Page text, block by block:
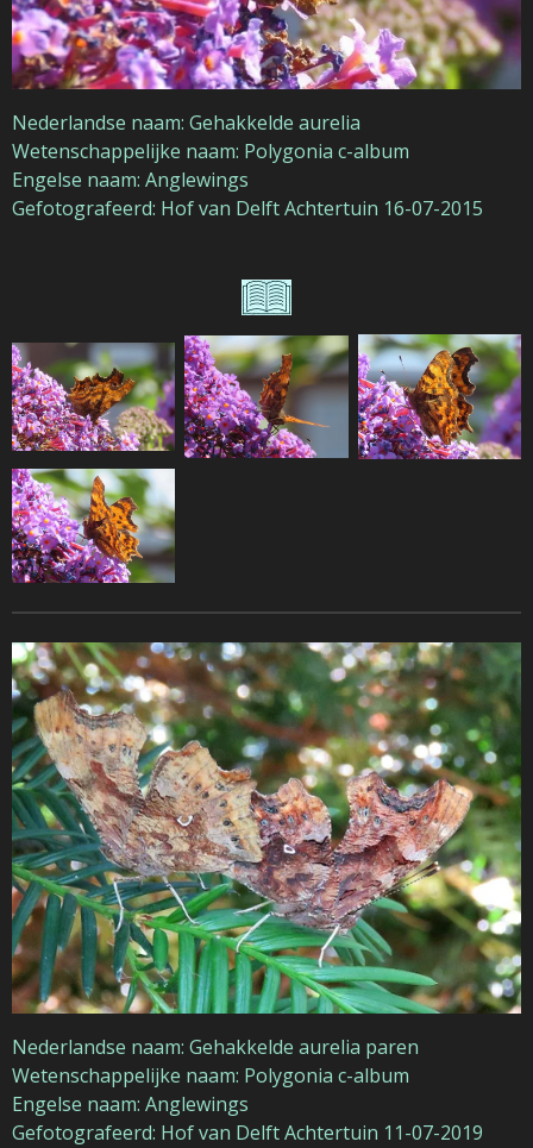
Nederlandse naam: Gehakkelde aurelia
Wetenschappelijke naam: Polygonia c-album
Engelse naam: Anglewings
Gefotografeerd: Hof van Delft Achtertuin 16-07-2015
Nederlandse naam: Gehakkelde aurelia paren
Wetenschappelijke naam: Polygonia c-album
Engelse naam: Anglewings
Gefotografeerd: Hof van Delft Achtertuin 11-07-2019